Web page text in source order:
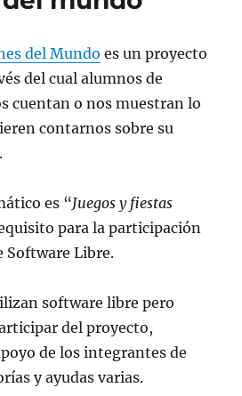
del Mundo es un proyecto
del cual alumnos de
cuentan o nos muestran lo
contarnos sobre su
es “Juegos y fiestas
para la participación
Software Libre.
software libre pero
del proyecto,
de los integrantes de
y ayudas varias.